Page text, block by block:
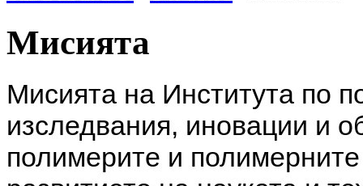
Мисията
Мисията на Института по
изследвания, иновации и
полимерите и